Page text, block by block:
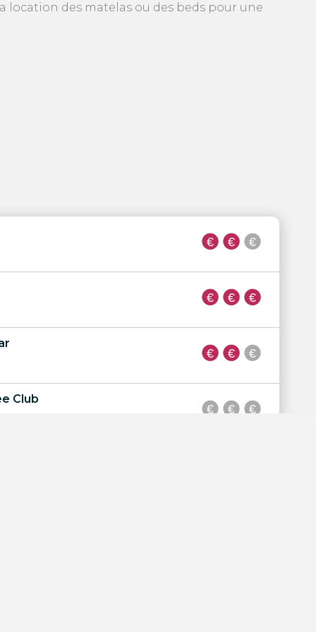
location des matelas ou des beds pour une
Club